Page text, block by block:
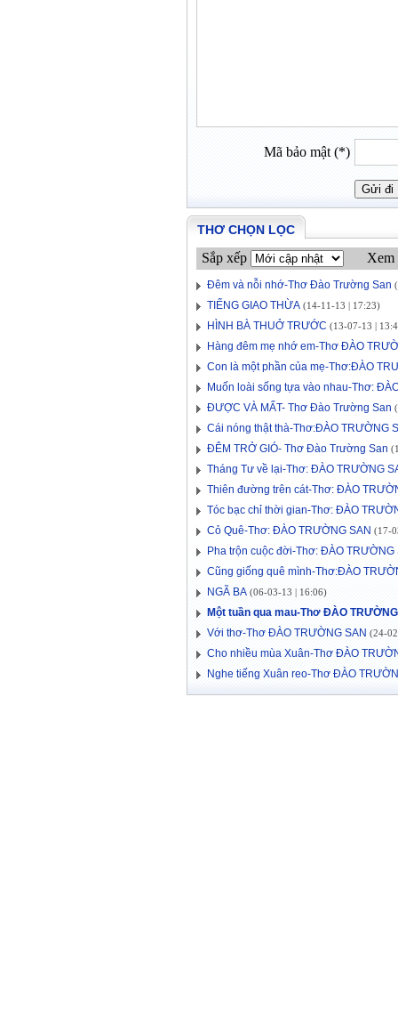
Mã bảo mật (*)
THƠ CHỌN LỌC
Sắp xếp Xem
Đêm và nỗi nhớ-Thơ Đào Trường San
TIẾNG GIAO THỪA (14-11-13 | 17:23)
HÌNH BÀ THUỞ TRƯỚC (13-07-13 |
Hàng đêm mẹ nhớ em-Thơ ĐÀO
Con là một phần của mẹ-Thơ:ĐÀO
Muốn loài sống tựa vào nhau-Thơ:
ĐƯỢC VÀ MẤT- Thơ Đào Trường San
Cái nóng thật thà-Thơ:ĐÀO TRƯỜNG
ĐÊM TRỞ GIÓ- Thơ Đào Trường San
Tháng Tư về lại-Thơ: ĐÀO TRƯỜNG
Thiên đường trên cát-Thơ: ĐÀO
Tóc bạc chỉ thời gian-Thơ: ĐÀO
Cỏ Quê-Thơ: ĐÀO TRƯỜNG SAN (17-
Pha trộn cuộc đời-Thơ: ĐÀO TRƯỜNG
Cũng giống quê mình-Thơ:ĐÀO
NGÃ BA (06-03-13 | 16:06)
Một tuần qua mau-Thơ ĐÀO
Với thơ-Thơ ĐÀO TRƯỜNG SAN (24-
Cho nhiều mùa Xuân-Thơ ĐÀO
Nghe tiếng Xuân reo-Thơ ĐÀO